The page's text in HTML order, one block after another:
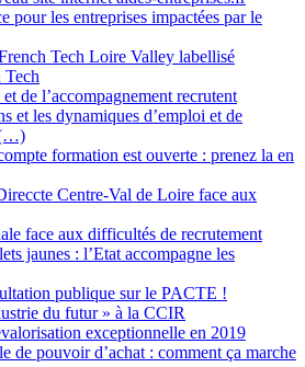
pour les entreprises impactées par le
Tech Loire Valley labellisé
Tech
de l’accompagnement recrutent
et les dynamiques d’emploi et de
(…)
formation est ouverte : prenez la en
Centre-Val de Loire face aux
face aux difficultés de recrutement
jaunes : l’Etat accompagne les
publique sur le PACTE !
du futur » à la CCIR
exceptionnelle en 2019
de pouvoir d’achat : comment ça marche